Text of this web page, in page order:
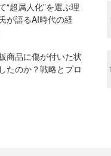
“超属人化”を選ぶ理
が語るAI時代の経
商品に傷が付いた状
たのか？戦略とプロ